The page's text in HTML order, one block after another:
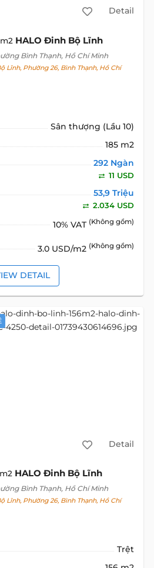
Detail
HALO Đinh Bộ Lĩnh
Bình Thạnh, Hồ Chí Minh
Lĩnh, Phường 26, Bình Thạnh, Hồ Chí
Sân thượng (Lầu 10)
185 m2
292 Ngàn
11 USD
53,9 Triệu
2.034 USD
10% VAT (Không gồm)
3.0 USD/m2 (Không gồm)
DETAIL
Detail
HALO Đinh Bộ Lĩnh
Bình Thạnh, Hồ Chí Minh
Lĩnh, Phường 26, Bình Thạnh, Hồ Chí
Trệt